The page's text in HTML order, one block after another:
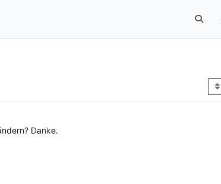
Danke.